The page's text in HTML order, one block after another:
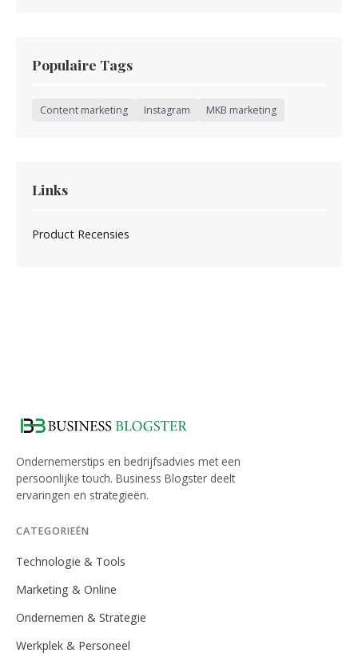
Populaire Tags
Content marketing Instagram MKB marketing
Links
Product Recensies
Ondernemerstips en bedrijfsadvies met een
persoonlijke touch. Business Blogster deelt
ervaringen en strategieën.
CATEGORIEËN
Technologie & Tools
Marketing & Online
Ondernemen & Strategie
Werkplek & Personeel